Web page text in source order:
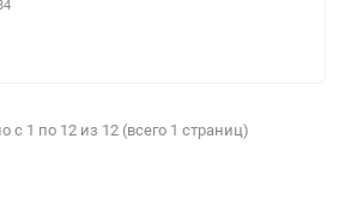
с 1 по 12 из 12 (всего 1 страниц)